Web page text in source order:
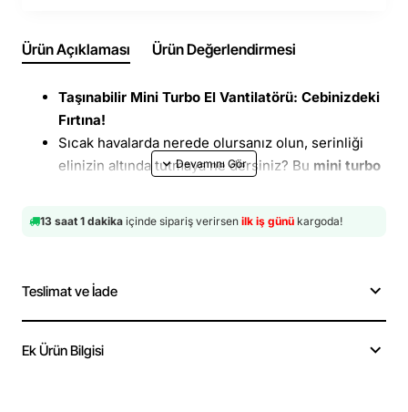
Ürün Açıklaması Ürün Değerlendirmesi
Taşınabilir Mini Turbo El Vantilatörü: Cebinizdeki
Fırtına!
Sıcak havalarda nerede olursanız olun, serinliği
elinizin altında tutmaya ne dersiniz? Bu mini turbo
aksesuarı olmaya aday. Şık, taşınabilir ve oldukça
Turbo Güçlü Motor:
gelişmiş türbin tasarımı sayesinde beklentinizin
çok üzerinde, kuvvetli bir hava akışı sağlar.
Kademeli Hız Kontrolü:
13 saat 1 dakika içinde sipariş verirsen ilk iş günü kargoda!
Teslimat ve İade
Ek Ürün Bilgisi